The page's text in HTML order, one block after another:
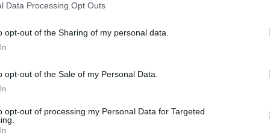
Data Processing Opt Outs
opt-out of the Sharing of my personal data.
opt-out of the Sale of my Personal Data.
opt-out of processing my Personal Data for Targeted
με αναγραφή «JAGUAR» και 13
σπαθιά.